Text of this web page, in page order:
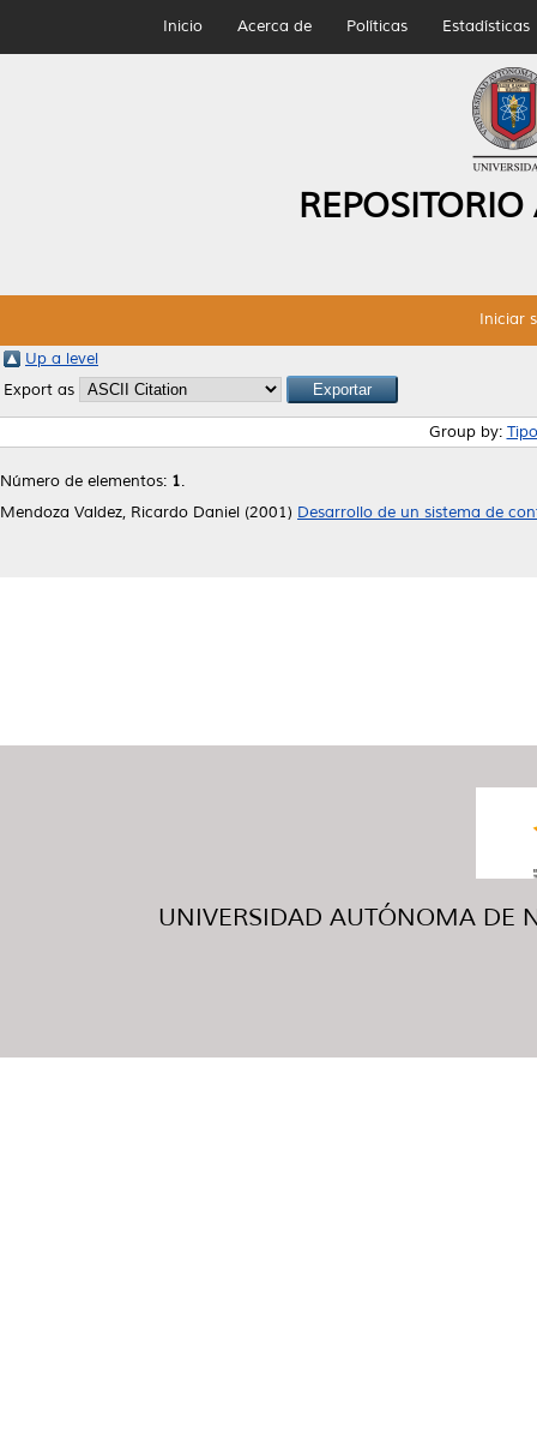
Inicio Acerca de Políticas Estadísticas
Iniciar
Up a level
Export as
Group by:
Número de elementos: 1.
Mendoza Valdez, Ricardo Daniel (2001) Desarrollo de un sistema de
UNIVERSIDAD AUTÓNOMA DE